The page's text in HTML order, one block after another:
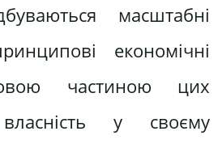
масштабні
економічні
частиною цих
у своєму